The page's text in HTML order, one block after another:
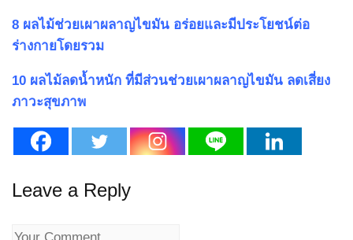
8 ผลไม้ช่วยเผาผลาญไขมัน อร่อยและมีประโยชน์ต่อ
ร่างกายโดยรวม
10 ผลไม้ลดน้ำหนัก ที่มีส่วนช่วยเผาผลาญไขมัน ลดเสี่ยง
ภาวะสุขภาพ
Leave a Reply